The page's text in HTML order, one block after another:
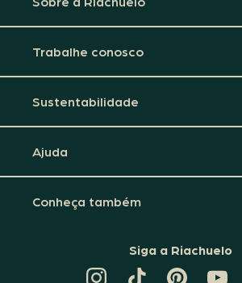
Trabalhe conosco
Sustentabilidade
Ajuda
Conheça também
Siga a Riachuelo
CANAL